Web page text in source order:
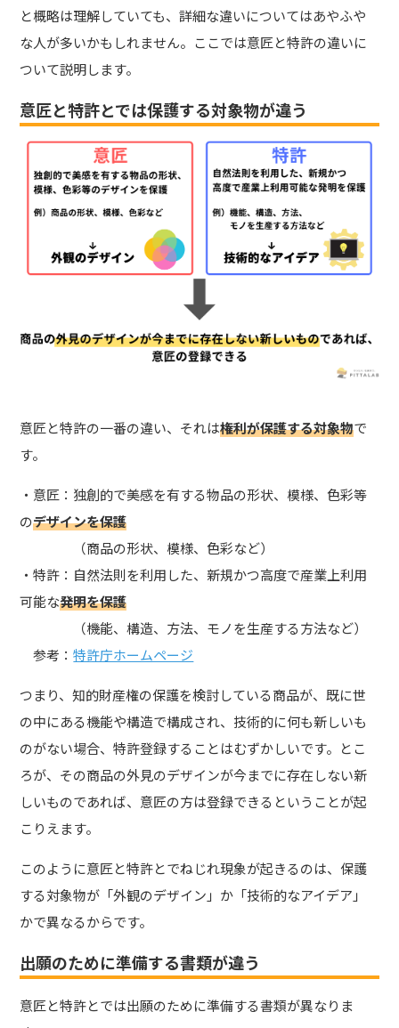
と概略は理解していても、詳細な違いについてはあやふや
な人が多いかもしれません。ここでは意匠と特許の違いに
ついて説明します。
意匠と特許とでは保護する対象物が違う
意匠と特許の一番の違い、それは権利が保護する対象物で
す。
・意匠：独創的で美感を有する物品の形状、模様、色彩等
のデザインを保護
（商品の形状、模様、色彩など）
・特許：自然法則を利用した、新規かつ高度で産業上利用
可能な発明を保護
（機能、構造、方法、モノを生産する方法など）
参考：特許庁ホームページ
つまり、知的財産権の保護を検討している商品が、既に世
の中にある機能や構造で構成され、技術的に何も新しいも
のがない場合、特許登録することはむずかしいです。とこ
ろが、その商品の外見のデザインが今までに存在しない新
しいものであれば、意匠の方は登録できるということが起
こりえます。
このように意匠と特許とでねじれ現象が起きるのは、保護
する対象物が「外観のデザイン」か「技術的なアイデア」
かで異なるからです。
出願のために準備する書類が違う
意匠と特許とでは出願のために準備する書類が異なりま